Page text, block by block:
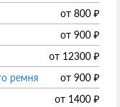
от 800 ₽
от 900 ₽
от 12300 ₽
ремня
от 900 ₽
от 1400 ₽